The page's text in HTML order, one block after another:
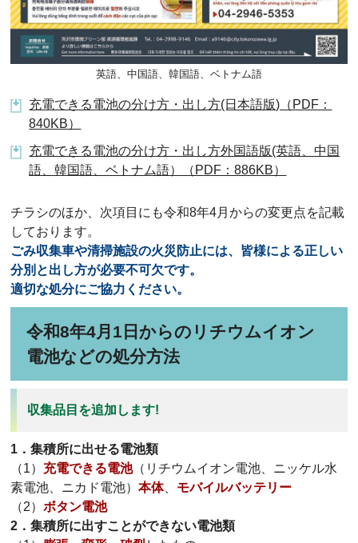
英語、中国語、韓国語、ベトナム語
充電できる電池の分け方・出し方(日本語版)（PDF：
840KB）
充電できる電池の分け方・出し方外国語版(英語、中国
語、韓国語、ベトナム語）（PDF：886KB）
チラシのほか、次項目にも令和8年4月からの変更点を記載
しております。
ごみ収集車や清掃施設の火災防止には、皆様による正しい
分別と出し方が必要不可欠です。
適切な処分にご協力ください。
令和8年4月1日からのリチウムイオン
電池などの処分方法
収集品目を追加します!
1．集積所に出せる電池類
（1） 充電できる電池（リチウムイオン電池、ニッケル水
素電池、ニカド電池）本体、 モバイルバッテリー
（2）ボタン電池
2．集積所に出すことができない電池類